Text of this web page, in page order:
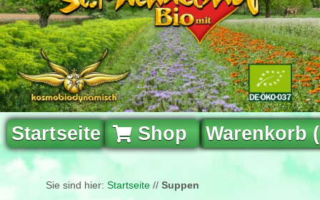
Startseite Shop Warenkorb
Sie sind hier: Startseite // Suppen